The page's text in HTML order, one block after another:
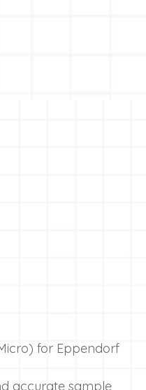
for Eppendorf
accurate sample